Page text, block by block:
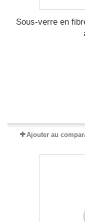
Sous-verre en
Ajouter au